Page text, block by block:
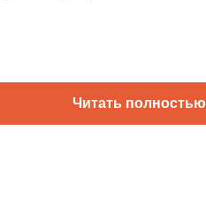
Читать полностью